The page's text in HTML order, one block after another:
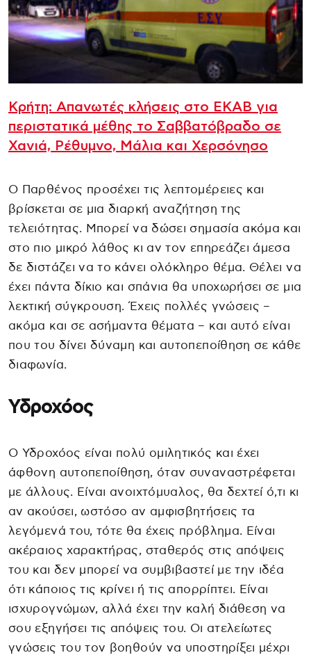
Κρήτη: Απανωτές κλήσεις στο ΕΚΑΒ για
περιστατικά μέθης το Σαββατόβραδο σε
Χανιά, Ρέθυμνο, Μάλια και Χερσόνησο
Ο Παρθένος προσέχει τις λεπτομέρειες και
βρίσκεται σε μια διαρκή αναζήτηση της
τελειότητας. Μπορεί να δώσει σημασία ακόμα και
στο πιο μικρό λάθος κι αν τον επηρεάζει άμεσα
δε διστάζει να το κάνει ολόκληρο θέμα. Θέλει να
έχει πάντα δίκιο και σπάνια θα υποχωρήσει σε μια
λεκτική σύγκρουση. Έχεις πολλές γνώσεις –
ακόμα και σε ασήμαντα θέματα – και αυτό είναι
που του δίνει δύναμη και αυτοπεποίθηση σε κάθε
διαφωνία.
Υδροχόος
Ο Υδροχόος είναι πολύ ομιλητικός και έχει
άφθονη αυτοπεποίθηση, όταν συναναστρέφεται
με άλλους. Είναι ανοιχτόμυαλος, θα δεχτεί ό,τι κι
αν ακούσει, ωστόσο αν αμφισβητήσεις τα
λεγόμενά του, τότε θα έχεις πρόβλημα. Είναι
ακέραιος χαρακτήρας, σταθερός στις απόψεις
του και δεν μπορεί να συμβιβαστεί με την ιδέα
ότι κάποιος τις κρίνει ή τις απορρίπτει. Είναι
ισχυρογνώμων, αλλά έχει την καλή διάθεση να
σου εξηγήσει τις απόψεις του. Οι ατελείωτες
γνώσεις του τον βοηθούν να υποστηρίξει μέχρι